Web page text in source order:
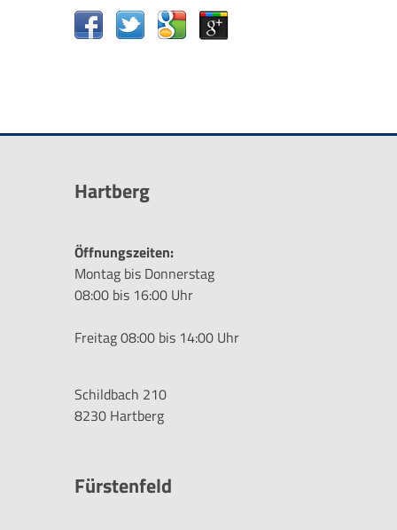
Hartberg
Öffnungszeiten:
Montag bis Donnerstag
08:00 bis 16:00 Uhr
Freitag 08:00 bis 14:00 Uhr
Schildbach 210
8230 Hartberg
Fürstenfeld